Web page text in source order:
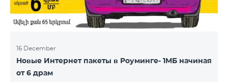
технологические идеи и проекты прож
16 December
Новые Интернет пакеты в Роуминге- 1МБ начиная
от 6 драм